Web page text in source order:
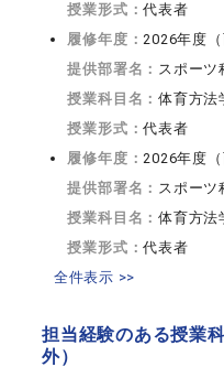
授業形式：代表者
履修年度：2026年度（
提供部署名： スポーツ
授業科目名：体育方法
授業形式：代表者
履修年度：2026年度（
提供部署名： スポーツ
授業科目名：体育方法
授業形式：代表者
全件表示 >>
担当経験のある授業
外）